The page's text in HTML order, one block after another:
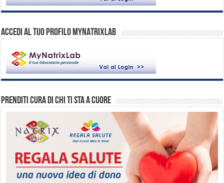
ACCEDI AL TUO PROFILO MYNATRIXLAB
Prenditi cura di chi ti sta a cuore